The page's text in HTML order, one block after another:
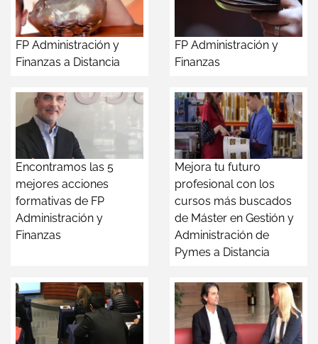
FP Administración y
Finanzas a Distancia
FP Administración y
Finanzas
Encontramos las 5
mejores acciones
formativas de FP
Administración y
Finanzas
Mejora tu futuro
profesional con los
cursos más buscados
de Máster en Gestión y
Administración de
Pymes a Distancia